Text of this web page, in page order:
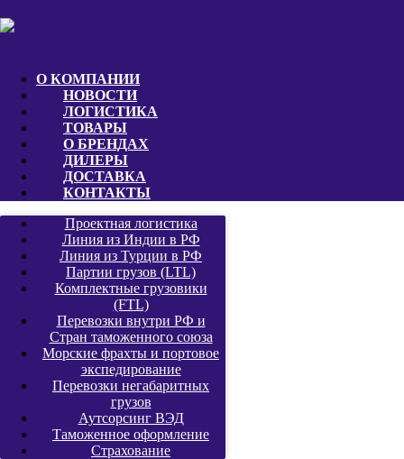
О КОМПАНИИ
НОВОСТИ
ЛОГИСТИКА
ТОВАРЫ
О БРЕНДАХ
ДИЛЕРЫ
ДОСТАВКА
КОНТАКТЫ
Проектная логистика
Линия из Индии в РФ
Линия из Турции в РФ
Партии грузов (LTL)
Комплектные грузовики
(FTL)
Перевозки внутри РФ и
Стран таможенного союза
Морские фрахты и портовое
экспедирование
Перевозки негабаритных
грузов
Аутсорсинг ВЭД
Таможенное оформление
Страхование